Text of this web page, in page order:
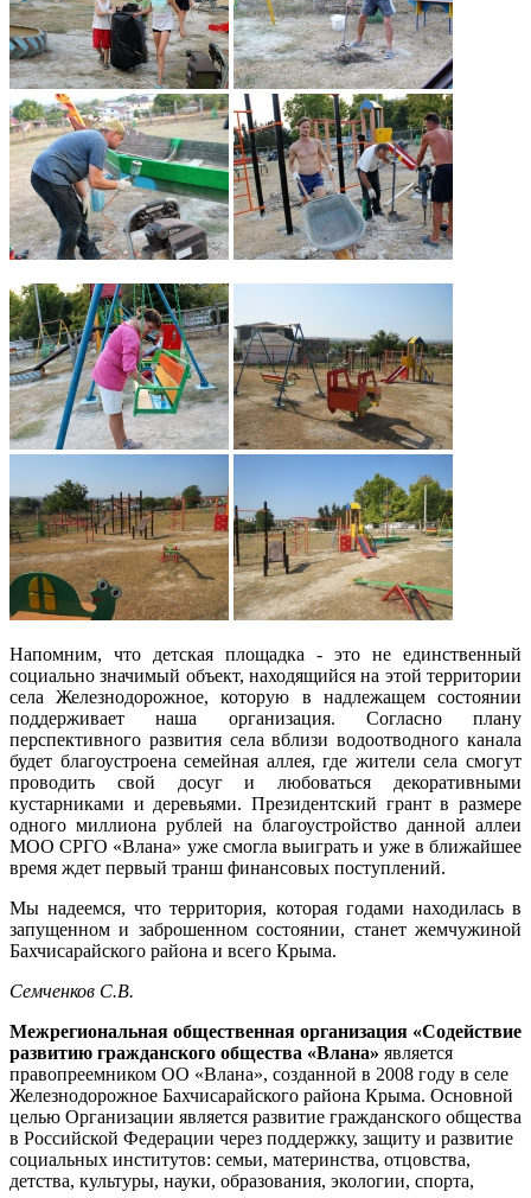
Напомним, что детская площадка - это не единственный
социально значимый объект, находящийся на этой территории
села Железнодорожное, которую в надлежащем состоянии
поддерживает наша организация. Согласно плану
перспективного развития села вблизи водоотводного канала
будет благоустроена семейная аллея, где жители села смогут
проводить свой досуг и любоваться декоративными
кустарниками и деревьями. Президентский грант в размере
одного миллиона рублей на благоустройство данной аллеи
МОО СРГО «Влана» уже смогла выиграть и уже в ближайшее
время ждет первый транш финансовых поступлений.
Мы надеемся, что территория, которая годами находилась в
запущенном и заброшенном состоянии, станет жемчужиной
Бахчисарайского района и всего Крыма.
Семченков С.В.
Межрегиональная общественная организация «Содействие
развитию гражданского общества «Влана» является
правопреемником ОО «Влана», созданной в 2008 году в селе
Железнодорожное Бахчисарайского района Крыма. Основной
целью Организации является развитие гражданского общества
в Российской Федерации через поддержку, защиту и развитие
социальных институтов: семьи, материнства, отцовства,
детства, культуры, науки, образования, экологии, спорта,